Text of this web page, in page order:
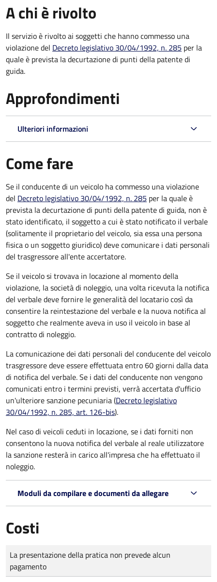
A chi è rivolto
Il servizio è rivolto ai soggetti che hanno commesso una
violazione del Decreto legislativo 30/04/1992, n. 285 per la
quale è prevista la decurtazione di punti della patente di
guida.
Approfondimenti
Ulteriori informazioni
Come fare
Se il conducente di un veicolo ha commesso una violazione
del Decreto legislativo 30/04/1992, n. 285 per la quale è
prevista la decurtazione di punti della patente di guida, non è
stato identificato, il soggetto a cui è stato notificato il verbale
(solitamente il proprietario del veicolo, sia essa una persona
fisica o un soggetto giuridico) deve comunicare i dati personali
del trasgressore all'ente accertatore.
Se il veicolo si trovava in locazione al momento della
violazione, la società di noleggio, una volta ricevuta la notifica
del verbale deve fornire le generalità del locatario così da
consentire la reintestazione del verbale e la nuova notifica al
soggetto che realmente aveva in uso il veicolo in base al
contratto di noleggio.
La comunicazione dei dati personali del conducente del veicolo
trasgressore deve essere effettuata entro 60 giorni dalla data
di notifica del verbale.Se i dati del conducente non vengono
comunicati entro i termini previsti, verrà accertata d'ufficio
un'ulteriore sanzione pecuniaria (Decreto legislativo
30/04/1992, n. 285, art. 126-bis).
Nel caso di veicoli ceduti in locazione, se i dati forniti non
consentono la nuova notifica del verbale al reale utilizzatore
la sanzione resterà in carico all'impresa che ha effettuato il
noleggio.
Moduli da compilare e documenti da allegare
Costi
Tipo di pagamento
Importo
La presentazione della pratica non prevede alcun
pagamento